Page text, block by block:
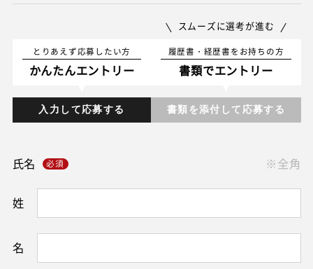
とりあえず応募したい方
かんたんエントリー
入力して応募する
スムーズに選考が進む
履歴書・経歴書をお持ちの方
書類でエントリー
書類を添付して応募する
氏名
姓
名
※全角